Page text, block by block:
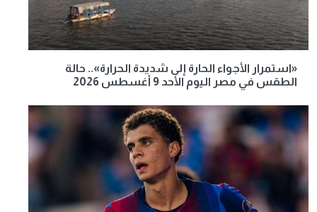
«استمرار الأجواء الحارة إلى شديدة الحرارة».. حالة
الطقس في مصر اليوم الأحد 9 أغسطس 2026